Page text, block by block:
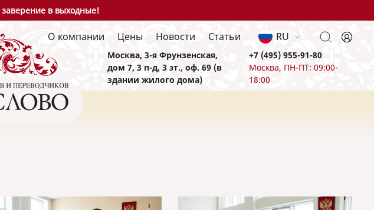
в выходные!
О компании Цены Новости Статьи RU
Москва, 3-я Фрунзенская,
дом 7, 3 п-д, 3 эт., оф. 69 (в
здании жилого дома)
+7 (495) 955-91-80
Москва, ПН-ПТ: 09:00-
18:00